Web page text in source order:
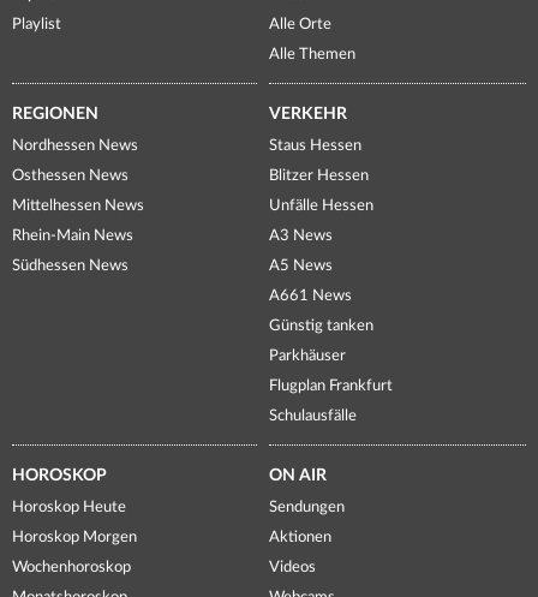
Playlist
Alle Orte
Alle Themen
REGIONEN
Nordhessen News
Osthessen News
Mittelhessen News
Rhein-Main News
Südhessen News
VERKEHR
Staus Hessen
Blitzer Hessen
Unfälle Hessen
A3 News
A5 News
A661 News
Günstig tanken
Parkhäuser
Flugplan Frankfurt
Schulausfälle
HOROSKOP
Horoskop Heute
Horoskop Morgen
Wochenhoroskop
ON AIR
Sendungen
Aktionen
Videos